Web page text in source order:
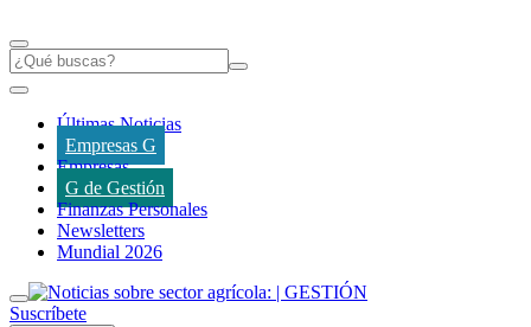
Últimas Noticias
Empresas G
Empresas
G de Gestión
Finanzas Personales
Newsletters
Mundial 2026
Suscríbete